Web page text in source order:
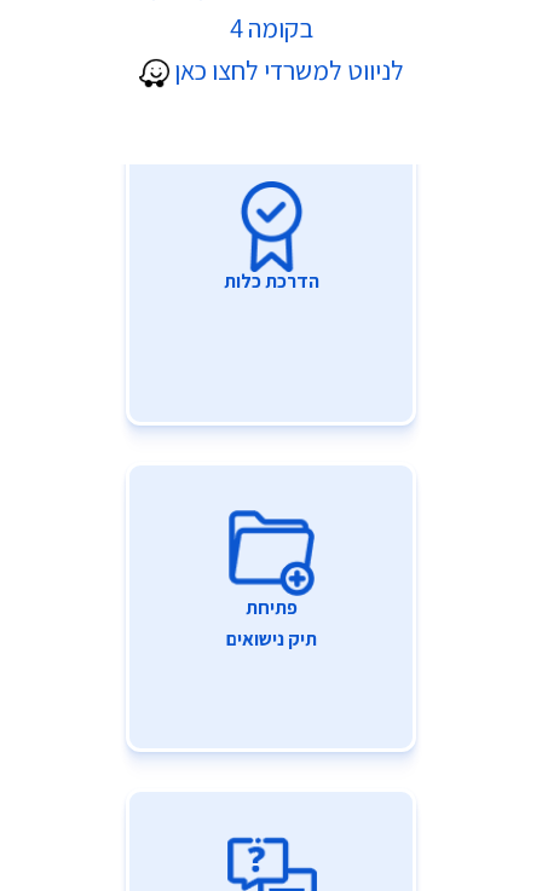
בקומה 4
לניווט למשרדי לחצו כאן
* בקרוב *
הדרכת כלות
פתיחת
תיק נישואים